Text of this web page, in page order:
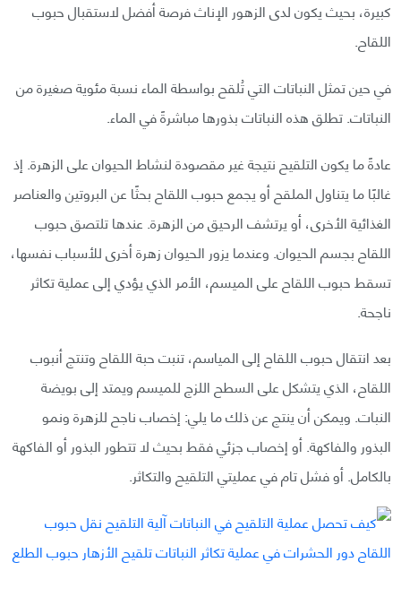
كبيرة، بحيث يكون لدى الزهور الإناث فرصة أفضل لاستقبال حبوب
اللقاح.
في حين تمثل النباتات التي تُلقح بواسطة الماء نسبة مئوية صغيرة من
النباتات. تطلق هذه النباتات بذورها مباشرةً في الماء.
عادةً ما يكون التلقيح نتيجة غير مقصودة لنشاط الحيوان على الزهرة. إذ
غالبًا ما يتناول الملقح أو يجمع حبوب اللقاح بحثًا عن البروتين والعناصر
الغذائية الأخرى، أو يرتشف الرحيق من الزهرة. عندها تلتصق حبوب
اللقاح بجسم الحيوان. وعندما يزور الحيوان زهرة أخرى للأسباب نفسها،
تسقط حبوب اللقاح على الميسم، الأمر الذي يؤدي إلى عملية تكاثر
ناجحة.
بعد انتقال حبوب اللقاح إلى المياسم، تنبت حبة اللقاح وتنتج أنبوب
اللقاح، الذي يتشكل على السطح اللزج للميسم ويمتد إلى بويضة
النبات. ويمكن أن ينتج عن ذلك ما يلي: إخصاب ناجح للزهرة ونمو
البذور والفاكهة. أو إخصاب جزئي فقط بحيث لا تتطور البذور أو الفاكهة
بالكامل. أو فشل تام في عمليتي التلقيح والتكاثر.